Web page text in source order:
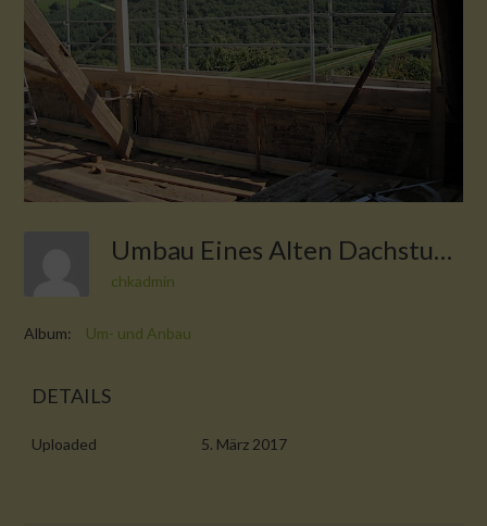
Umbau Eines Alten Dachstuhls Mit Gaube Und Neuen Ziegeln VIII
chkadmin
Album: Um- und Anbau
DETAILS
Uploaded 5. März 2017